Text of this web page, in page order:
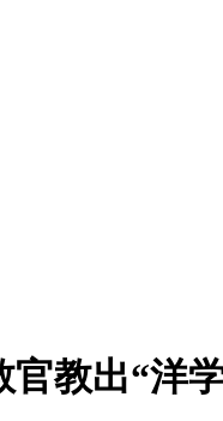
教出“洋